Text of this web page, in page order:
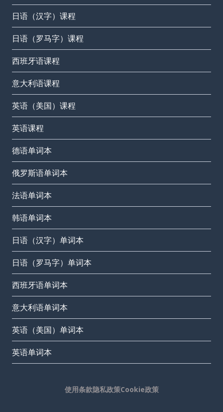
日语（汉字）课程
日语（罗马字）课程
西班牙语课程
意大利语课程
英语（美国）课程
英语课程
德语单词本
俄罗斯语单词本
法语单词本
韩语单词本
日语（汉字）单词本
日语（罗马字）单词本
西班牙语单词本
意大利语单词本
英语（美国）单词本
英语单词本
使用条款隐私政策Cookie政策